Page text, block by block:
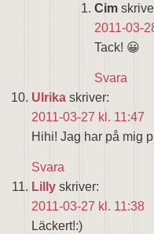
Cim
2011-03-
Tack! 😀
Svara
Ulrika skriver:
2011-03-27 kl. 11:47
Hihi! Jag har på mig
Svara
Lilly skriver:
2011-03-27 kl. 11:38
Läckert!:)